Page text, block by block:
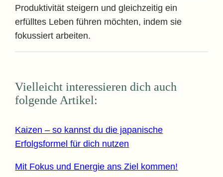
Produktivität steigern und gleichzeitig ein
erfülltes Leben führen möchten, indem sie
fokussiert arbeiten.
Vielleicht interessieren dich auch
folgende Artikel:
Kaizen – so kannst du die japanische
Erfolgsformel für dich nutzen
Mit Fokus und Energie ans Ziel kommen!